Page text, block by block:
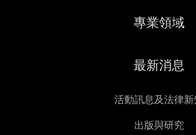
專業領域
最新消息
活動訊息及法律新
出版與研究